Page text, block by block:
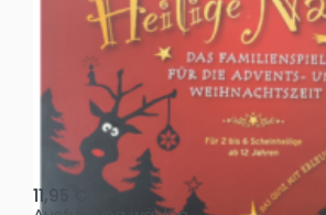
Oh, heilige Nacht!
11,95